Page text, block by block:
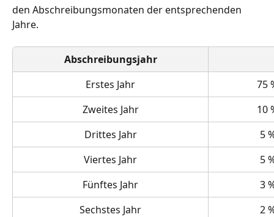
den Abschreibungsmonaten der entsprechenden
Jahre.
Abschreibungsjahr
Erstes Jahr
75
Zweites Jahr
10
Drittes Jahr
5
Viertes Jahr
5
Fünftes Jahr
3
Sechstes Jahr
2